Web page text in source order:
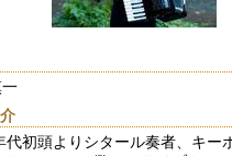
代初頭よりシタール奏者、キー